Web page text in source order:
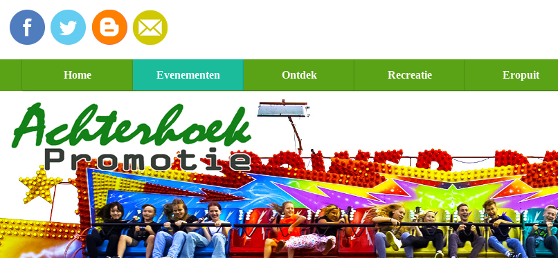
Home Evenementen Ontdek Recreatie Eropuit